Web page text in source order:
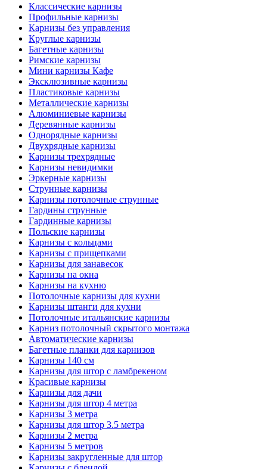
Классические карнизы
Профильные карнизы
Карнизы без управления
Круглые карнизы
Багетные карнизы
Римские карнизы
Мини карнизы Кафе
Эксклюзивные карнизы
Пластиковые карнизы
Металлические карнизы
Алюминиевые карнизы
Деревянные карнизы
Однорядные карнизы
Двухрядные карнизы
Карнизы трехрядные
Карнизы невидимки
Эркерные карнизы
Струнные карнизы
Карнизы потолочные струнные
Гардины струнные
Гардинные карнизы
Польские карнизы
Карнизы с кольцами
Карнизы с прищепками
Карнизы для занавесок
Карнизы на окна
Карнизы на кухню
Потолочные карнизы для кухни
Карнизы штанги для кухни
Потолочные итальянские карнизы
Карниз потолочный скрытого монтажа
Автоматические карнизы
Багетные планки для карнизов
Карнизы 140 см
Карнизы для штор с ламбрекеном
Красивые карнизы
Карнизы для дачи
Карнизы для штор 4 метра
Карнизы 3 метра
Карнизы для штор 3.5 метра
Карнизы 2 метра
Карнизы 5 метров
Карнизы закругленные для штор